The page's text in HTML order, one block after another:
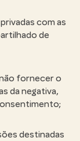
com as
de
fornecer o
da negativa,
destinadas